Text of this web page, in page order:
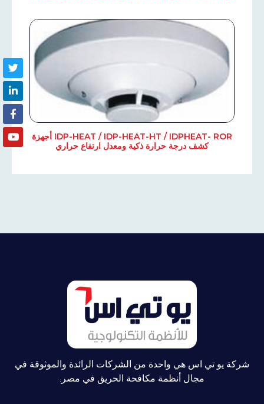
IDP-HEAT / IDP-HEAT-HT / IDPHEAT- ROR أجهزة
كشف درجة حرارة ذكية ومعدل ارتفاع حراري
شركة يو تي اس هي واحدة من الشركات الرائدة والموثوقة في
مجال أنظمة مكافحة الحريق في مصر.